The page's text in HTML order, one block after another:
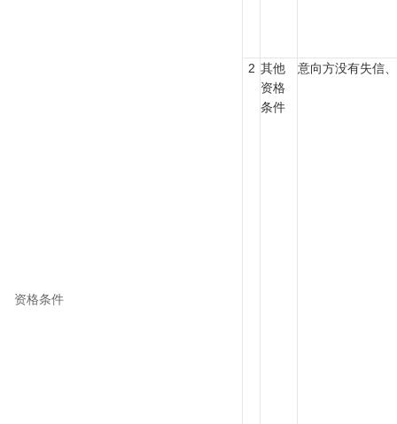
资格条件
2 其他
资格
条件
意向方没有失信